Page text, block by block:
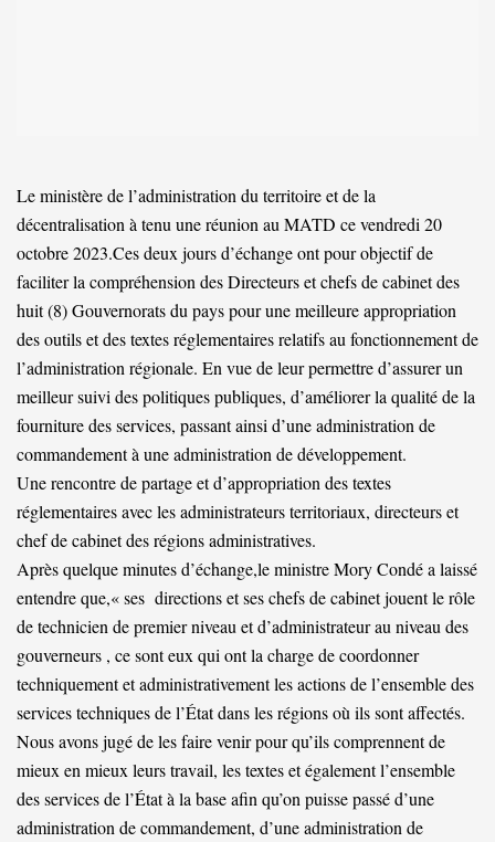
Le ministère de l’administration du territoire et de la
décentralisation à tenu une réunion au MATD ce vendredi 20
octobre 2023.Ces deux jours d’échange ont pour objectif de
faciliter la compréhension des Directeurs et chefs de cabinet des
huit (8) Gouvernorats du pays pour une meilleure appropriation
des outils et des textes réglementaires relatifs au fonctionnement de
l’administration régionale. En vue de leur permettre d’assurer un
meilleur suivi des politiques publiques, d’améliorer la qualité de la
fourniture des services, passant ainsi d’une administration de
commandement à une administration de développement.
Une rencontre de partage et d’appropriation des textes
réglementaires avec les administrateurs territoriaux, directeurs et
chef de cabinet des régions administratives.
Après quelque minutes d’échange,le ministre Mory Condé a laissé
entendre que,« ses directions et ses chefs de cabinet jouent le rôle
de technicien de premier niveau et d’administrateur au niveau des
gouverneurs , ce sont eux qui ont la charge de coordonner
techniquement et administrativement les actions de l’ensemble des
services techniques de l’État dans les régions où ils sont affectés.
Nous avons jugé de les faire venir pour qu’ils comprennent de
mieux en mieux leurs travail, les textes et également l’ensemble
des services de l’État à la base afin qu’on puisse passé d’une
administration de commandement, d’une administration de